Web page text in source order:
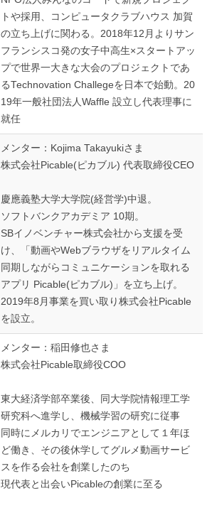
トや採用、コンピュータクラブハウス 加賀
の立ち上げに関わる。2018年12月よりサン
フランシスコ発の女子中高生×スタートアッ
プで世界一大きな大会のプロジェクトであ
るTechnovation Challegeを日本で始動。20
19年一般社団法人Waffle 設立し代表理事に
就任
メンター：Kojima Takayukiさま
株式会社Picable(ピカブル) 代表取締役CEO
慶應義塾大学大学院(経営学)中退。
ソフトバンクアカデミア 10期。
SBイノベンチャー株式会社から支援を受
け、「動画やWebブラウザをリアルタイム
同期しながらコミュニケーションを取れる
アプリ Picable(ピカブル)」を立ち上げ。
2019年8月事業を買い取り株式会社Picable
を設立。
メンター：稲田修也さま
株式会社Picable取締役COO
東大経済学部卒業後、同大学院情報理工学
研究科へ進学し、機械学習の研究に従事
同時にメルカリでエンジニアとして１年ほ
ど働き、その後休学してグルメ動画サービ
スを作る会社を創業したのち
現代表と出会いPicableの創業に至る